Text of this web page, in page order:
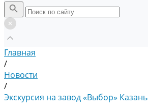
Главная
/
Новости
/
Экскурсия на завод «Выбор» Казань